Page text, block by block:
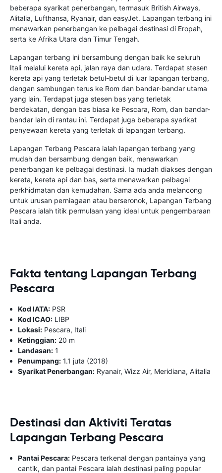
beberapa syarikat penerbangan, termasuk British Airways,
Alitalia, Lufthansa, Ryanair, dan easyJet. Lapangan terbang ini
menawarkan penerbangan ke pelbagai destinasi di Eropah,
serta ke Afrika Utara dan Timur Tengah.
Lapangan terbang ini bersambung dengan baik ke seluruh
Itali melalui kereta api, jalan raya dan udara. Terdapat stesen
kereta api yang terletak betul-betul di luar lapangan terbang,
dengan sambungan terus ke Rom dan bandar-bandar utama
yang lain. Terdapat juga stesen bas yang terletak
berdekatan, dengan bas biasa ke Pescara, Rom, dan bandar-
bandar lain di rantau ini. Terdapat juga beberapa syarikat
penyewaan kereta yang terletak di lapangan terbang.
Lapangan Terbang Pescara ialah lapangan terbang yang
mudah dan bersambung dengan baik, menawarkan
penerbangan ke pelbagai destinasi. Ia mudah diakses dengan
kereta, kereta api dan bas, serta menawarkan pelbagai
perkhidmatan dan kemudahan. Sama ada anda melancong
untuk urusan perniagaan atau berseronok, Lapangan Terbang
Pescara ialah titik permulaan yang ideal untuk pengembaraan
Itali anda.
Fakta tentang Lapangan Terbang
Pescara
Kod IATA: PSR
Kod ICAO: LIBP
Lokasi: Pescara, Itali
Ketinggian: 20 m
Landasan: 1
Penumpang: 1.1 juta (2018)
Syarikat Penerbangan: Ryanair, Wizz Air, Meridiana, Alitalia
Destinasi dan Aktiviti Teratas
Lapangan Terbang Pescara
Pantai Pescara: Pescara terkenal dengan pantainya yang
cantik, dan pantai Pescara ialah destinasi paling popular